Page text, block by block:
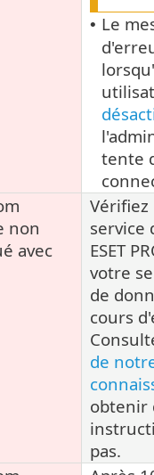
• Le
tente
non
avec
Vérifiez
service
ESET
votre
de
cours
de
obtenir
pas.